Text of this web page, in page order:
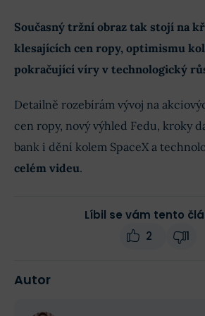
Současný tržní obraz tak stojí na
klesajících cen ropy, optimismu
pokračující víry v technologický
Detailně rozebírám vývoj na
cen ropy, nový výhled Fedu, kroky
bank i dění kolem SpaceX a
celém videu.
Líbil se vám tento
2
1
Autor